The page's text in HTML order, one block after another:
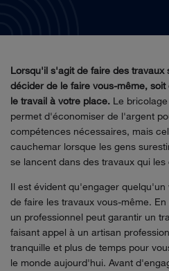
Lorsqu'il s'agit de faire des travaux
décider de le faire vous-même,
le travail à votre place. Le
permet d'économiser de l'argent
compétences nécessaires, mais
cauchemar lorsque les gens
se lancent dans des travaux qui les
Il est évident qu'engager
de faire les travaux vous-même.
un professionnel peut garantir un
faisant appel à un artisan
tranquille et plus de temps pour
le monde aujourd'hui. Avant